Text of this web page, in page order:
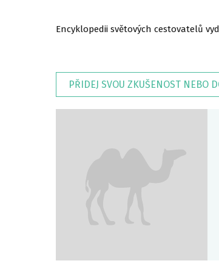
Encyklopedii světových cestovatelů
PŘIDEJ SVOU ZKUŠENOST NEBO